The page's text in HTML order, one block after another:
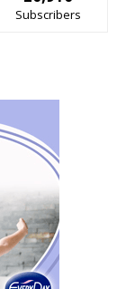
Subscribers